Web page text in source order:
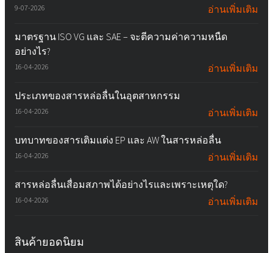
9-07-2026 อ่านเพิ่มเติม
มาตรฐาน ISO VG และ SAE – จะตีความค่าความหนืด
อย่างไร?
16-04-2026 อ่านเพิ่มเติม
ประเภทของสารหล่อลื่นในอุตสาหกรรม
16-04-2026 อ่านเพิ่มเติม
บทบาทของสารเติมแต่ง EP และ AW ในสารหล่อลื่น
16-04-2026 อ่านเพิ่มเติม
สารหล่อลื่นเสื่อมสภาพได้อย่างไรและเพราะเหตุใด?
16-04-2026 อ่านเพิ่มเติม
สินค้ายอดนิยม